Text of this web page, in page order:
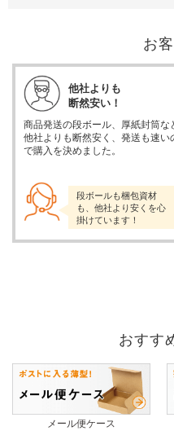
お
他社よりも
断然安い！
商品発送の段ボール、厚紙封筒な
他社よりも断然安く、発送も速い
で購入を決めました。
段ボールも梱包資材
も、他社より安くを心
掛けています！
おすす
メール便ケース